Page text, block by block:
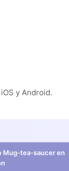
y Android.
Mug-tea-saucer en